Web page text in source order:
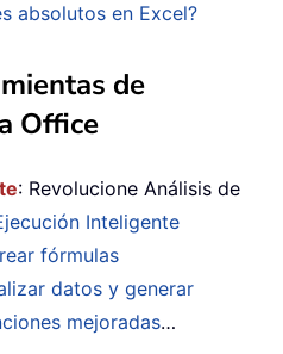
absolutos en Excel?
de
Office
: Revolucione Análisis de
Inteligente
fórmulas
datos y generar
mejoradas…